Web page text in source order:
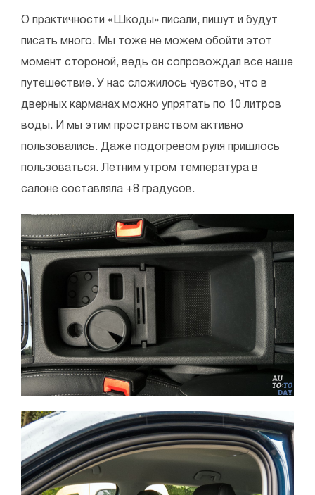
О практичности «Шкоды» писали, пишут и будут
писать много. Мы тоже не можем обойти этот
момент стороной, ведь он сопровождал все наше
путешествие. У нас сложилось чувство, что в
дверных карманах можно упрятать по 10 литров
воды. И мы этим пространством активно
пользовались. Даже подогревом руля пришлось
пользоваться. Летним утром температура в
салоне составляла +8 градусов.